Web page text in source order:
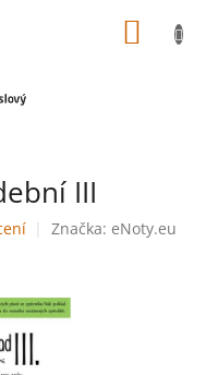
III
Značka: eNoty.eu